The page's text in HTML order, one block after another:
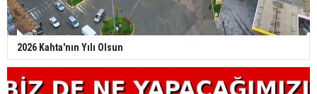
2026 Kahta'nın Yılı Olsun